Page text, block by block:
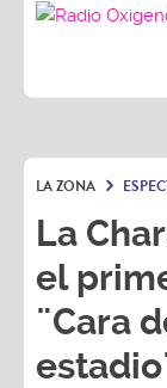
LA ZONA
La
el
¨Cara